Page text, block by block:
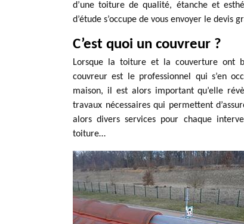
d’une toiture de qualité, étanche et
d’étude s’occupe de vous envoyer le devis
C’est quoi un couvreur ?
Lorsque la toiture et la couverture ont
couvreur est le professionnel qui s’en
maison, il est alors important qu’elle
travaux nécessaires qui permettent
alors divers services pour chaque
toiture…